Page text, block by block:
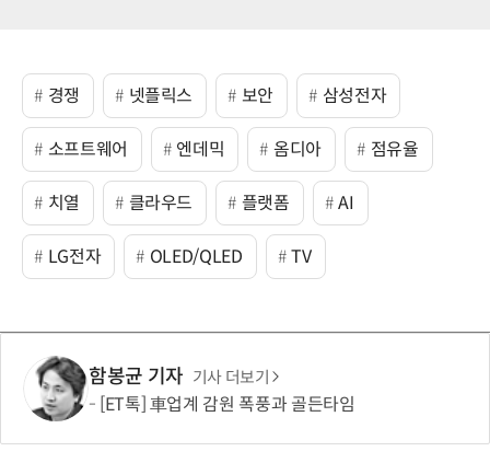
경쟁 넷플릭스 보안 삼성전자
소프트웨어 엔데믹 옴디아 점유율
치열 클라우드 플랫폼 AI
LG전자 OLED/QLED TV
함봉균 기자 기사 더보기
[ET톡] 車업계 감원 폭풍과 골든타임